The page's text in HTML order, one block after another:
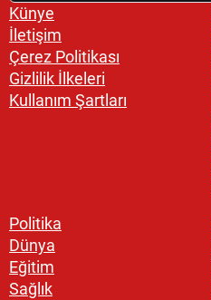
Künye
İletişim
Çerez Politikası
Gizlilik İlkeleri
Kullanım Şartları
Politika
Dünya
Eğitim
Sağlık